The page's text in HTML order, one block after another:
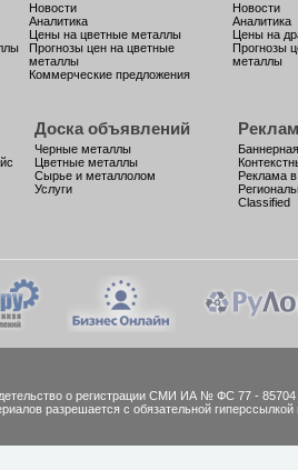
Новости
Аналитика
Цены на цветные металлы
Прогнозы цен на цветные
металлы
Коммерческие предложения
Новости
Аналитика
Цены на
Прогнозы
металлы
Доска объявлений
Черные металлы
Цветные металлы
Сырье и металлолом
Услуги
Реклама
Classified
о регистрации СМИ ИА № ФС 77 - 85704
разрешается с обязательной гиперссылкой